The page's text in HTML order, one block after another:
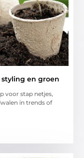
en groen
voor stap netjes,
in trends of